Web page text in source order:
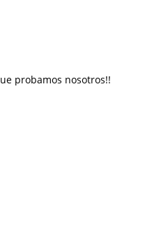
probamos nosotros!!